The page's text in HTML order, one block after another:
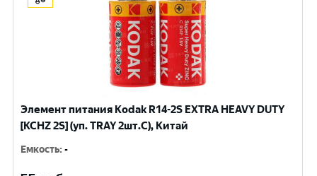
Элемент питания Kodak R14-2S EXTRA HEAVY DUTY
[KCHZ 2S] (уп. TRAY 2шт.C), Китай
Емкость:-